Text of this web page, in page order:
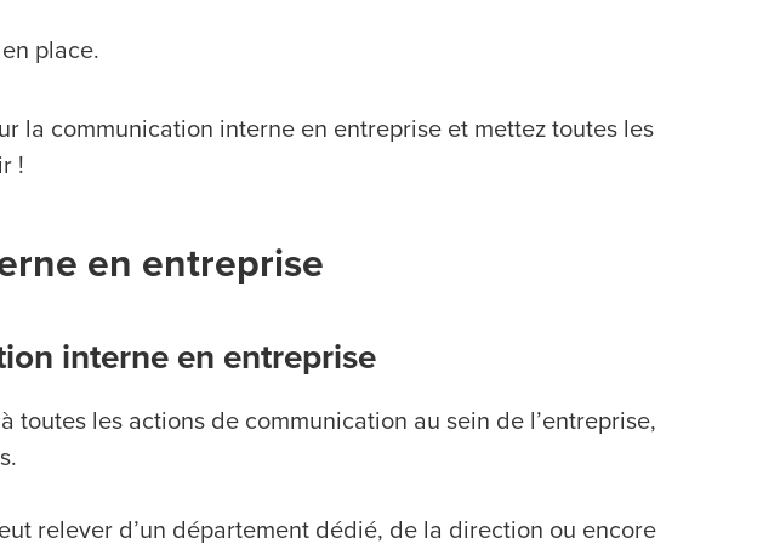
place.
la communication interne en entreprise et mettez toutes les
!
en entreprise
interne en entreprise
toutes les actions de communication au sein de l’entreprise,
relever d’un département dédié, de la direction ou encore